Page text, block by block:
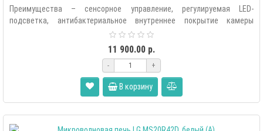
Преимущества – сенсорное управление, регулируемая LED-
подсветка, антибактериальное внутреннее покрытие камеры
«EasyClean», экономия элект..
11 900.00 р.
- +
В корзину